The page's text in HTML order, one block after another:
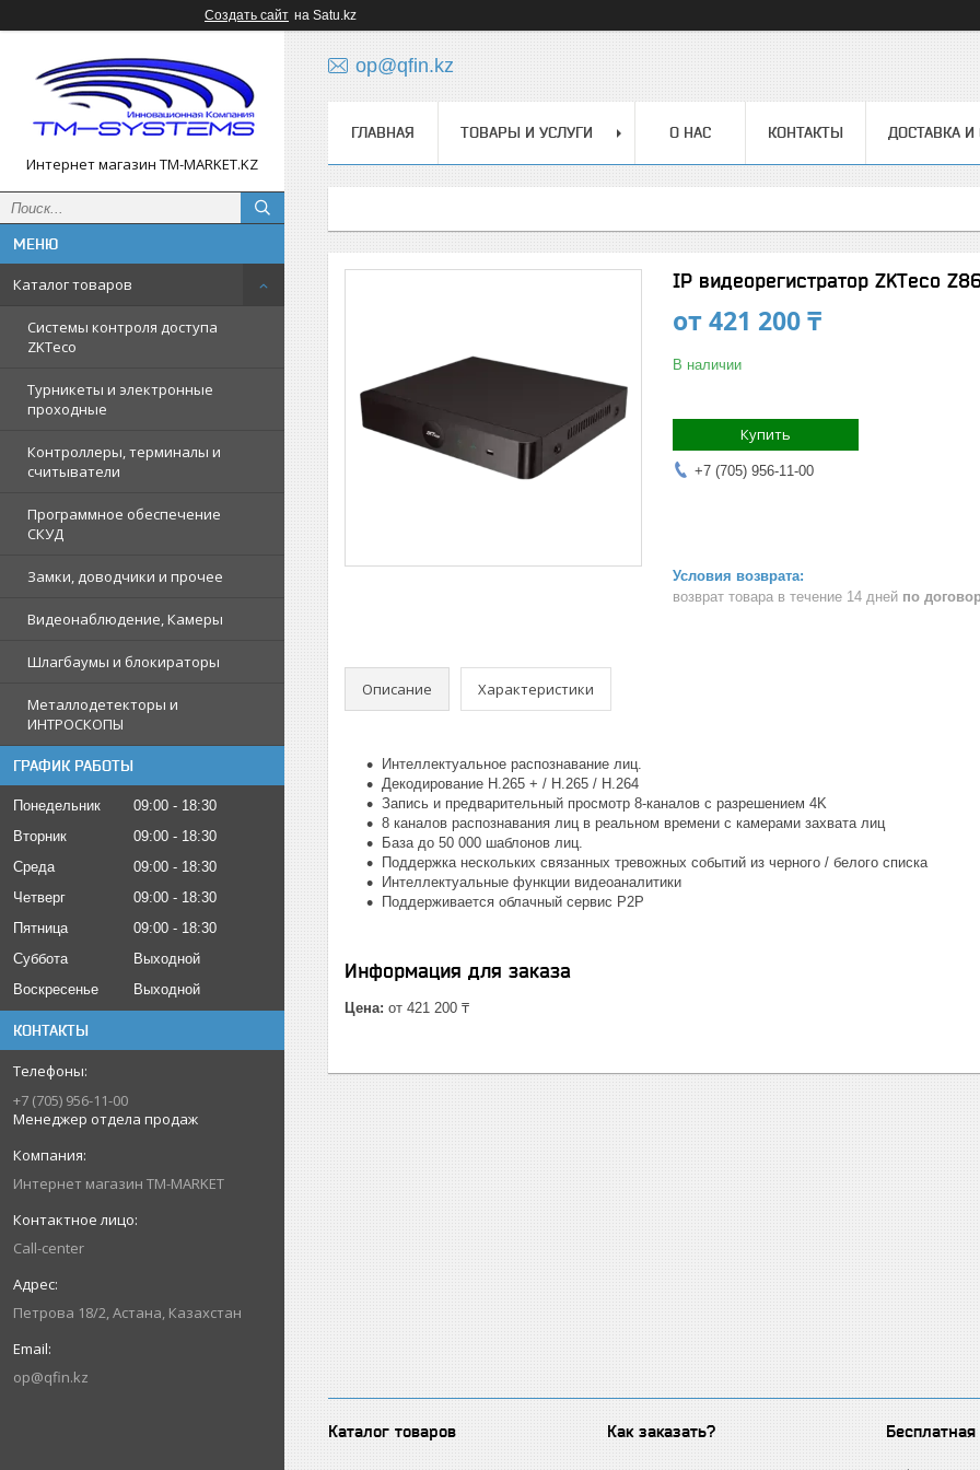
Создать сайт на Satu.kz
Интернет магазин TM-MARKET.KZ
Каталог товаров
Cистемы контроля доступа
ZKTeco
Турникеты и электронные
проходные
Контроллеры, терминалы и
считыватели
Программное обеспечение
СКУД
Замки, доводчики и прочее
Видеонаблюдение, Камеры
Шлагбаумы и блокираторы
Металлодетекторы и
ИНТРОСКОПЫ
ГРАФИК РАБОТЫ
Понедельник 09:00
18:30
Вторник
09:00
18:30
Среда
09:00
18:30
Четверг
09:00
18:30
Пятница
09:00
18:30
Суббота
Выходной
Воскресенье
Выходной
КОНТАКТЫ
+7 (705) 956-11-00
Менеджер отдела продаж
Интернет магазин TM-MARKET
Call-center
Петрова 18/2, Астана, Казахстан
op@qfin.kz
op@qfin.kz
ГЛАВНАЯ ТОВАРЫ И УСЛУГИ О НАС КОНТАКТЫ ДОСТАВКА И
IP видеорегистратор ZKTeco
от421 200 ₸
В наличии
Купить
+7 (705) 956-11-00
возврат товара в течение 14 дней по
Описание Характеристики
Интеллектуальное распознавание лиц.
Декодирование H.265 + / H.265 / H.264
Запись и предварительный просмотр 8-каналов с разрешением 4K
8 каналов распознавания лиц в реальном времени с камерами захвата лиц
База до 50 000 шаблонов лиц.
Поддержка нескольких связанных тревожных событий из черного / белого списка
Интеллектуальные функции видеоаналитики
Поддерживается облачный сервис P2P
Информация для заказа
Цена: от 421 200 ₸
Каталог товаров Как заказать?